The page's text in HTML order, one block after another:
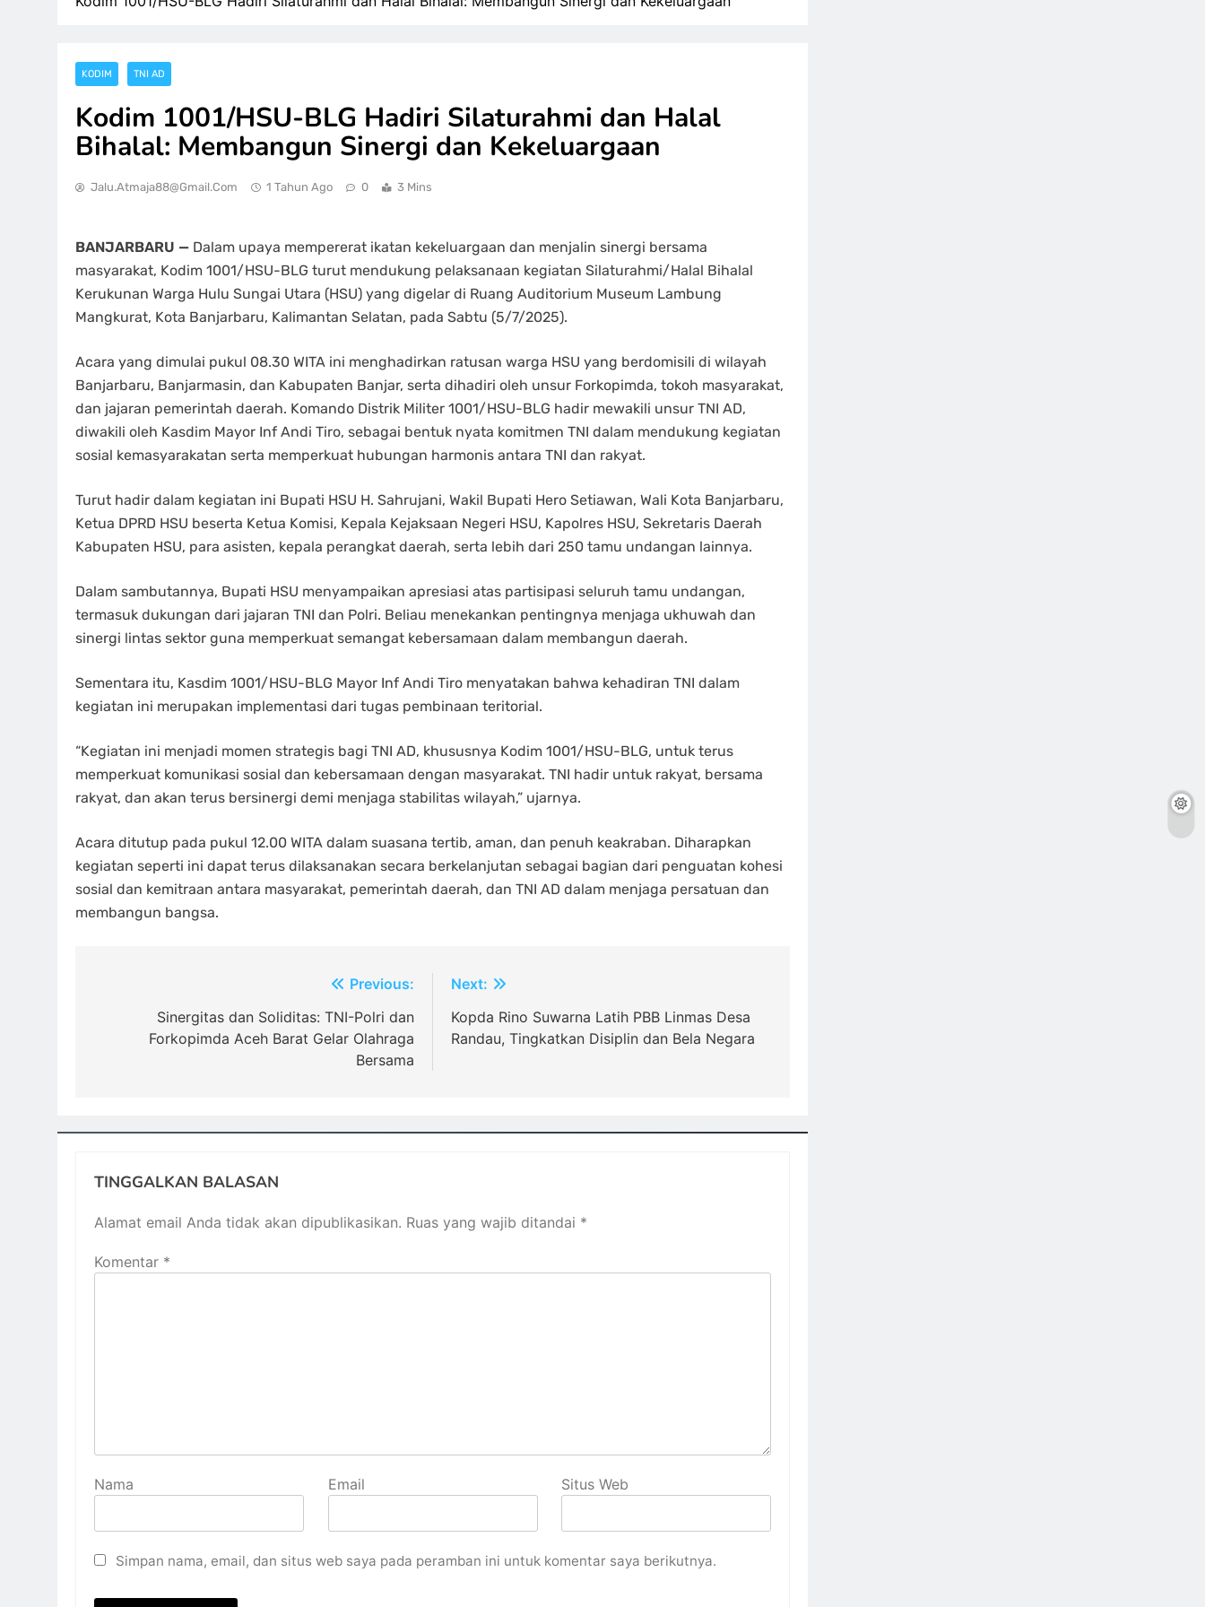
KODIM TNI AD
Kodim 1001/HSU-BLG Hadiri Silaturahmi dan Halal
Bihalal: Membangun Sinergi dan Kekeluargaan
Jalu.atmaja88@gmail.com 1 Tahun Ago 0 3 Mins
BANJARBARU — Dalam upaya mempererat ikatan kekeluargaan dan menjalin sinergi bersama
masyarakat, Kodim 1001/HSU-BLG turut mendukung pelaksanaan kegiatan Silaturahmi/Halal Bihalal
Kerukunan Warga Hulu Sungai Utara (HSU) yang digelar di Ruang Auditorium Museum Lambung
Mangkurat, Kota Banjarbaru, Kalimantan Selatan, pada Sabtu (5/7/2025).
Acara yang dimulai pukul 08.30 WITA ini menghadirkan ratusan warga HSU yang berdomisili di wilayah
Banjarbaru, Banjarmasin, dan Kabupaten Banjar, serta dihadiri oleh unsur Forkopimda, tokoh masyarakat,
dan jajaran pemerintah daerah. Komando Distrik Militer 1001/HSU-BLG hadir mewakili unsur TNI AD,
diwakili oleh Kasdim Mayor Inf Andi Tiro, sebagai bentuk nyata komitmen TNI dalam mendukung kegiatan
sosial kemasyarakatan serta memperkuat hubungan harmonis antara TNI dan rakyat.
Turut hadir dalam kegiatan ini Bupati HSU H. Sahrujani, Wakil Bupati Hero Setiawan, Wali Kota Banjarbaru,
Ketua DPRD HSU beserta Ketua Komisi, Kepala Kejaksaan Negeri HSU, Kapolres HSU, Sekretaris Daerah
Kabupaten HSU, para asisten, kepala perangkat daerah, serta lebih dari 250 tamu undangan lainnya.
Dalam sambutannya, Bupati HSU menyampaikan apresiasi atas partisipasi seluruh tamu undangan,
termasuk dukungan dari jajaran TNI dan Polri. Beliau menekankan pentingnya menjaga ukhuwah dan
sinergi lintas sektor guna memperkuat semangat kebersamaan dalam membangun daerah.
Sementara itu, Kasdim 1001/HSU-BLG Mayor Inf Andi Tiro menyatakan bahwa kehadiran TNI dalam
kegiatan ini merupakan implementasi dari tugas pembinaan teritorial.
“Kegiatan ini menjadi momen strategis bagi TNI AD, khususnya Kodim 1001/HSU-BLG, untuk terus
memperkuat komunikasi sosial dan kebersamaan dengan masyarakat. TNI hadir untuk rakyat, bersama
rakyat, dan akan terus bersinergi demi menjaga stabilitas wilayah,” ujarnya.
Acara ditutup pada pukul 12.00 WITA dalam suasana tertib, aman, dan penuh keakraban. Diharapkan
kegiatan seperti ini dapat terus dilaksanakan secara berkelanjutan sebagai bagian dari penguatan kohesi
sosial dan kemitraan antara masyarakat, pemerintah daerah, dan TNI AD dalam menjaga persatuan dan
membangun bangsa.
Previous:
Sinergitas dan Soliditas: TNI-Polri dan
Forkopimda Aceh Barat Gelar Olahraga
Bersama
Next:
Kopda Rino Suwarna Latih PBB Linmas Desa
Randau, Tingkatkan Disiplin dan Bela Negara
TINGGALKAN BALASAN
Alamat email Anda tidak akan dipublikasikan. Ruas yang wajib ditandai *
Komentar *
Nama Email Situs Web
Simpan nama, email, dan situs web saya pada peramban ini untuk komentar saya berikutnya.